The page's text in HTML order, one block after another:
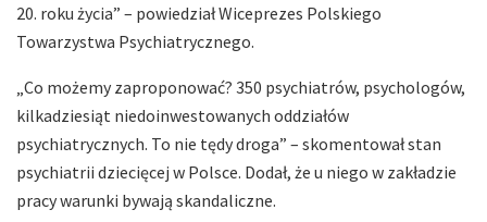
20. roku życia” – powiedział Wiceprezes Polskiego
Towarzystwa Psychiatrycznego.
„Co możemy zaproponować? 350 psychiatrów, psychologów,
kilkadziesiąt niedoinwestowanych oddziałów
psychiatrycznych. To nie tędy droga” – skomentował stan
psychiatrii dziecięcej w Polsce. Dodał, że u niego w zakładzie
pracy warunki bywają skandaliczne.